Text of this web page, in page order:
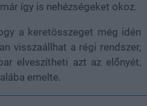
így is nehézségeket okoz.
a keretösszeget még idén
visszaállhat a régi rendszer,
elveszítheti azt az előnyét,
emelte.